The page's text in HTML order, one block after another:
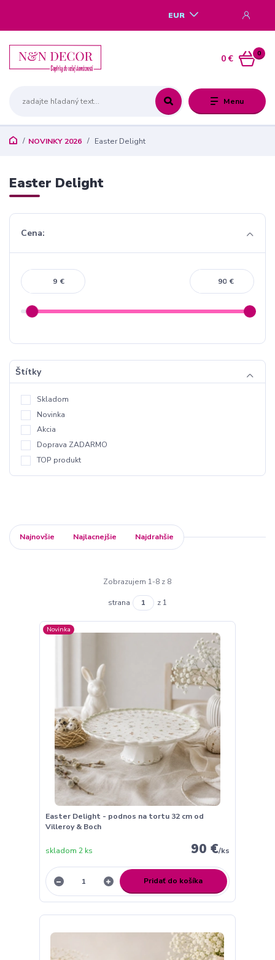
Menu
EUR
0
0 €
NOVINKY 2026 Easter Delight
Easter Delight
Cena:
€ €
Štítky
Skladom
Novinka
Akcia
Doprava ZADARMO
TOP produkt
Najnovšie Najlacnejšie Najdrahšie
Zobrazujem 1-8 z 8
strana z 1
Novinka
Easter Delight - podnos na tortu 32 cm od
Villeroy & Boch
90 €/ks
skladom 2 ks
Pridať do košíka